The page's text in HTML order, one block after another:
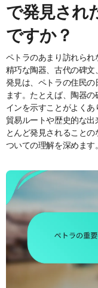
で発見され
ですか？
ペトラのあまり訪れられ
精巧な陶器、古代の碑
発見は、ペトラの住民
ます。たとえば、陶器
インを示すことがよくあ
貿易ルートや歴史的な
とんど発見されること
ついての理解を深めます。